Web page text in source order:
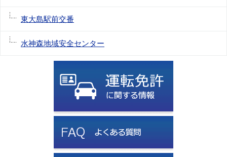
東大島駅前交番
水神森地域安全センター